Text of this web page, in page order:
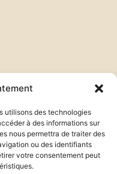
utilisons des technologies
à des informations sur
nous permettra de traiter des
ou des identifiants
votre consentement peut